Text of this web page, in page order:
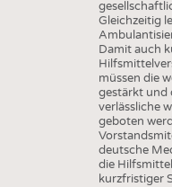
Gleichzeitig
Damit auch
müssen die
gestärkt und
verlässliche
geboten
deutsche
die
kurzfristiger